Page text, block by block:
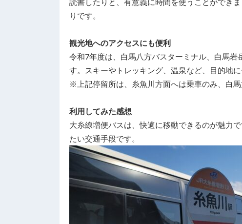
りです。
観光地へのアクセスにも便利
令和7年度は、白馬八方バスターミナル、白馬
す。スキーやトレッキング、温泉など、目的地
※上記停留所は、糸魚川方面へは乗車のみ、白
利用してみた感想
大糸線増便バスは、快適に移動できるのが魅力
たい交通手段です。